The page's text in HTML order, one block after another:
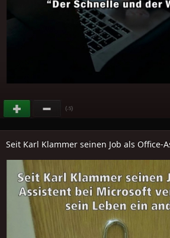
(-5)
Seit Karl Klammer seinen Job als Office-